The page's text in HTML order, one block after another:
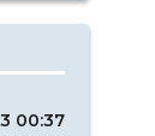
00:37